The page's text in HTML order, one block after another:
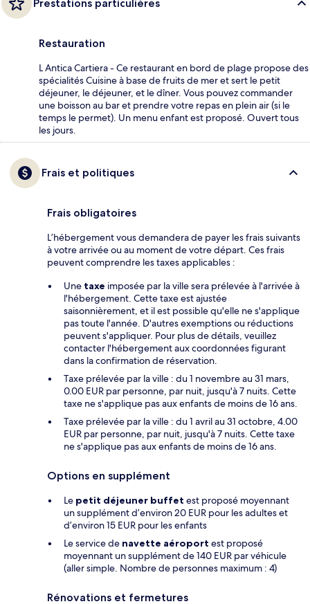
Prestations particulières
Restauration
L Antica Cartiera - Ce restaurant en bord de plage propose des
spécialités Cuisine à base de fruits de mer et sert le petit
déjeuner, le déjeuner, et le dîner. Vous pouvez commander
une boisson au bar et prendre votre repas en plein air (si le
temps le permet). Un menu enfant est proposé. Ouvert tous
les jours.
Frais et politiques
Frais obligatoires
L’hébergement vous demandera de payer les frais suivants
à votre arrivée ou au moment de votre départ. Ces frais
peuvent comprendre les taxes applicables :
Une taxe imposée par la ville sera prélevée à l'arrivée à
l'hébergement. Cette taxe est ajustée
saisonnièrement, et il est possible qu'elle ne s'applique
pas toute l'année. D'autres exemptions ou réductions
peuvent s'appliquer. Pour plus de détails, veuillez
contacter l'hébergement aux coordonnées figurant
dans la confirmation de réservation.
Taxe prélevée par la ville : du 1 novembre au 31 mars,
0.00 EUR par personne, par nuit, jusqu'à 7 nuits. Cette
taxe ne s'applique pas aux enfants de moins de 16 ans.
Taxe prélevée par la ville : du 1 avril au 31 octobre, 4.00
EUR par personne, par nuit, jusqu'à 7 nuits. Cette taxe
ne s'applique pas aux enfants de moins de 16 ans.
Options en supplément
Le petit déjeuner buffet est proposé moyennant
un supplément d’environ 20 EUR pour les adultes et
d’environ 15 EUR pour les enfants
Le service de navette aéroport est proposé
moyennant un supplément de 140 EUR par véhicule
(aller simple. Nombre de personnes maximum : 4)
Rénovations et fermetures